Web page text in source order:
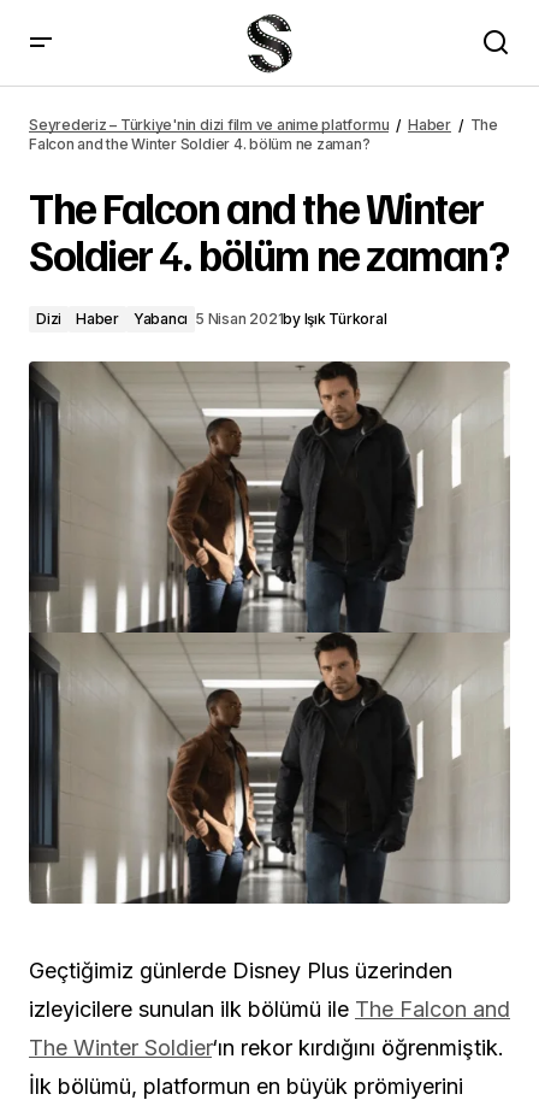
Seyrederiz – Türkiye'nin dizi film ve anime platformu Haber
The
Falcon and the Winter Soldier 4. bölüm ne zaman?
The Falcon and the Winter
Soldier 4. bölüm ne zaman?
Dizi Haber Yabancı 5 Nisan 2021by Işık Türkoral
Geçtiğimiz günlerde Disney Plus üzerinden
izleyicilere sunulan ilk bölümü ile The Falcon and
The Winter Soldier‘ın rekor kırdığını öğrenmiştik.
İlk bölümü, platformun en büyük prömiyerini